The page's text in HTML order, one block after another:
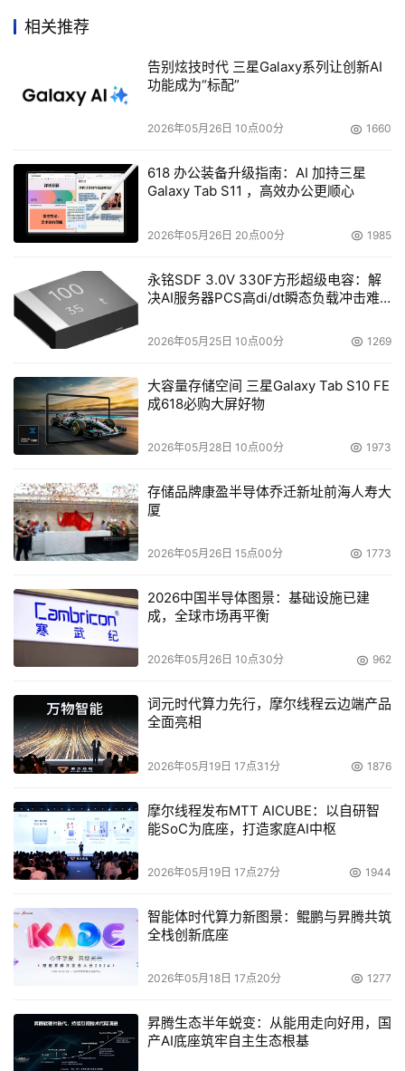
决方案的主要原因：带内解决方案有很多先天的局限性。
可以看出Dani Naor举这个例子是想说明，带外技术相
对带内技术存在着很大的优势。但是为什么带外技术在市场
有很多局限性。今天你看到EMC已经认同了（带外技
术），至少还有10家公司在开发这种解决方案。智能交换机
只接受带外的解决方案。可能两三年以后带外的方案会取代
带内的方案。”
Gartner和IDC都同意并承认业务连续性是在IT里面最
重要的一个方向，实际上就包括用户的应用体系在24*7环
境下运行，包括灾备是非常重要的。IDC对于2006年存储
的用户使用；第二是，对于中型企业来说，为了更加快速的
容灾，系统的远程数据中心会越来越重要；第三是说磁盘到
磁盘、磁盘到磁带的这种方式会越来越多，实际上在今天越
的使用磁盘到磁盘这种方式。在Dani Naor看来，IDC的这
三个预测，恰恰是StoreAge在技术上最强的部分，也可以
说是StoreAge的核心所在。
为了进一步说明，StoreAge的带外虚拟技术事实上是
有极大优势的，Dani Naor向我们介绍了最近与StoreAge
相关的两件大事。第一件事是与CA公司签订合作协议，表
产品，也就说明我们不在是一个小公司，即使在今天看起来
很小，但实际上技术已经转换成业界的认可。那第二件事是
EMC也发布了一个Invista，这是个带外解决方案。就是说
这件事情证明了什么？证明了世界最大的存储公司已经认同
了带外解决方案对于业界来讲是最好的解决方案。
但事实上，EMC的Invista与StoreAge的产品还是有很
大差别的。其中比较大的一个差别是，Invista实际上是要求
Agent，而StoreAge在每个服务器放一个小的Agent，然后
用这个Agent和SVM之间做通讯。对于StoreAge来说，可
以把这个Agent放在服务器上也可以放在交换机上，就像包
括博科这种上面有运算能力的智能交换机StoreAge也可以
客户有一个现有的环境，他这个环境已经做好了，如果想用
Invista就必须把交换机全部换掉。如果以前用的是非智能交
相关推荐
告别炫技时代 三星Galaxy系列让创新AI
功能成为“标配”
2026年05月26日 10点00分 1660
618 办公装备升级指南：AI 加持三星
Galaxy Tab S11 ，高效办公更顺心
2026年05月26日 20点00分 1985
永铭SDF 3.0V 330F方形超级电容：解
决AI服务器PCS高di/dt瞬态负载冲击难
2026年05月25日 10点00分 1269
大容量存储空间 三星Galaxy Tab S10 FE
成618必购大屏好物
2026年05月28日 10点00分 1973
存储品牌康盈半导体乔迁新址前海人寿大
厦
2026年05月26日 15点00分 1773
2026中国半导体图景：基础设施已建
成，全球市场再平衡
2026年05月26日 10点30分 962
词元时代算力先行，摩尔线程云边端产品
全面亮相
2026年05月19日 17点31分 1876
摩尔线程发布MTT AICUBE：以自研智
能SoC为底座，打造家庭AI中枢
2026年05月19日 17点27分 1944
智能体时代算力新图景：鲲鹏与昇腾共筑
全栈创新底座
2026年05月18日 17点20分 1277
昇腾生态半年蜕变：从能用走向好用，国
产AI底座筑牢自主生态根基